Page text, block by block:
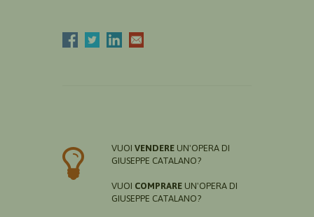
VUOI VENDERE UN'OPERA DI
GIUSEPPE CATALANO?
VUOI COMPRARE UN'OPERA DI
GIUSEPPE CATALANO?